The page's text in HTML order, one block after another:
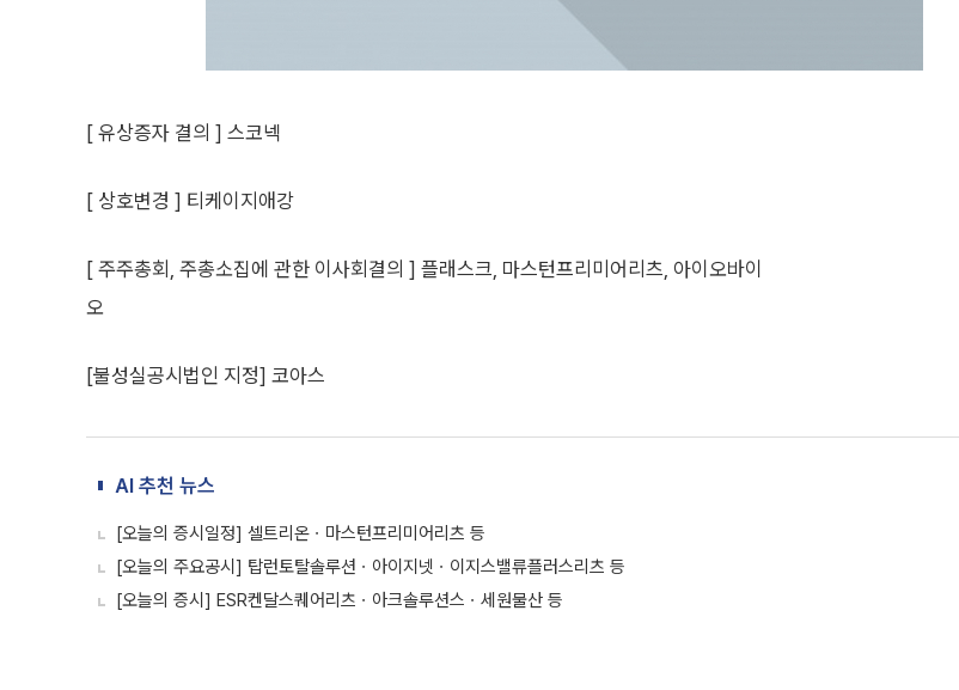
[ 유상증자 결의 ] 스코넥
[ 상호변경 ] 티케이지애강
[ 주주총회, 주총소집에 관한 이사회결의 ] 플래스크, 마스턴프리미어리츠, 아이오바이
오
[불성실공시법인 지정] 코아스
AI 추천 뉴스
[오늘의 증시일정] 셀트리온ㆍ마스턴프리미어리츠 등
[오늘의 주요공시] 탑런토탈솔루션ㆍ아이지넷ㆍ이지스밸류플러스리츠 등
[오늘의 증시] ESR켄달스퀘어리츠ㆍ아크솔루션스ㆍ세원물산 등